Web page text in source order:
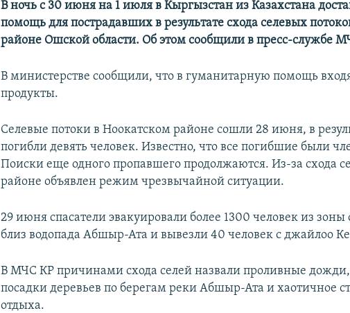
В ночь с 30 июня на 1 июля в Кыргызстан из Казахстана
помощь для пострадавших в результате схода селевых
районе Ошской области. Об этом сообщили в пресс-службе
В министерстве сообщили, что в гуманитарную помощь
продукты.
Селевые потоки в Ноокатском районе сошли 28 июня, в
погибли девять человек. Известно, что все погибшие были
Поиски еще одного пропавшего продолжаются. Из-за схода
районе объявлен режим чрезвычайной ситуации.
29 июня спасатели эвакуировали более 1300 человек из
близ водопада Абшыр-Ата и вывезли 40 человек с джайлоо
В МЧС КР причинами схода селей назвали проливные
посадки деревьев по берегам реки Абшыр-Ата и хаотичное
отдыха.